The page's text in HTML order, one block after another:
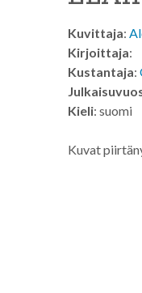
Kuvittaja:
Kirjoittaja:
Kustantaja:
Kieli: suomi
Kuvat